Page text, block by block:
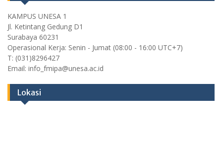
KAMPUS UNESA 1
Jl. Ketintang Gedung D1
Surabaya 60231
Operasional Kerja: Senin - Jumat (08:00 - 16:00 UTC+7)
T: (031)8296427
Email: info_fmipa@unesa.ac.id
Lokasi